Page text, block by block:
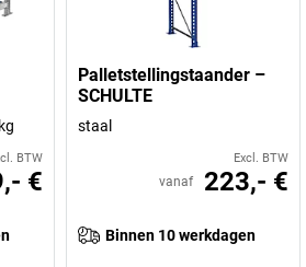
BTW
€
Palletstellingstaander –
SCHULTE
staal
Excl. BTW
vanaf 223,- €
Binnen 10 werkdagen